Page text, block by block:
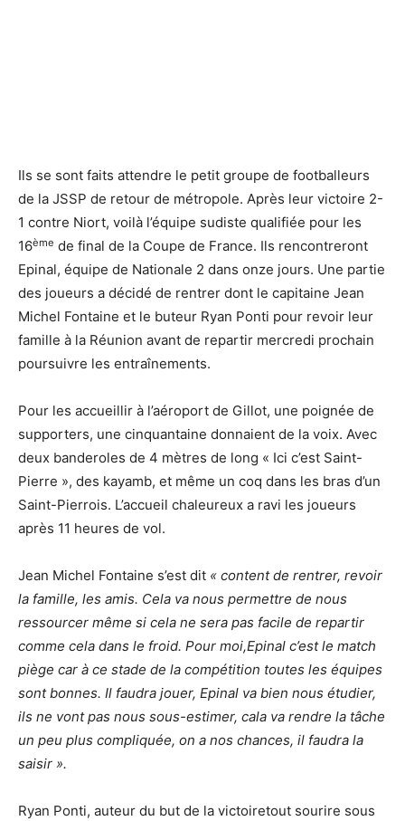
Ils se sont faits attendre le petit groupe de footballeurs
de la JSSP de retour de métropole. Après leur victoire 2-
1 contre Niort, voilà l’équipe sudiste qualifiée pour les
16ème de final de la Coupe de France. Ils rencontreront
Epinal, équipe de Nationale 2 dans onze jours. Une partie
des joueurs a décidé de rentrer dont le capitaine Jean
Michel Fontaine et le buteur Ryan Ponti pour revoir leur
famille à la Réunion avant de repartir mercredi prochain
poursuivre les entraînements.
Pour les accueillir à l’aéroport de Gillot, une poignée de
supporters, une cinquantaine donnaient de la voix. Avec
deux banderoles de 4 mètres de long « Ici c’est Saint-
Pierre », des kayamb, et même un coq dans les bras d’un
Saint-Pierrois. L’accueil chaleureux a ravi les joueurs
après 11 heures de vol.
Jean Michel Fontaine s’est dit « content de rentrer, revoir
la famille, les amis. Cela va nous permettre de nous
ressourcer même si cela ne sera pas facile de repartir
comme cela dans le froid. Pour moi,Epinal c’est le match
piège car à ce stade de la compétition toutes les équipes
sont bonnes. Il faudra jouer, Epinal va bien nous étudier,
ils ne vont pas nous sous-estimer, cala va rendre la tâche
un peu plus compliquée, on a nos chances, il faudra la
saisir ».
Ryan Ponti, auteur du but de la victoiretout sourire sous